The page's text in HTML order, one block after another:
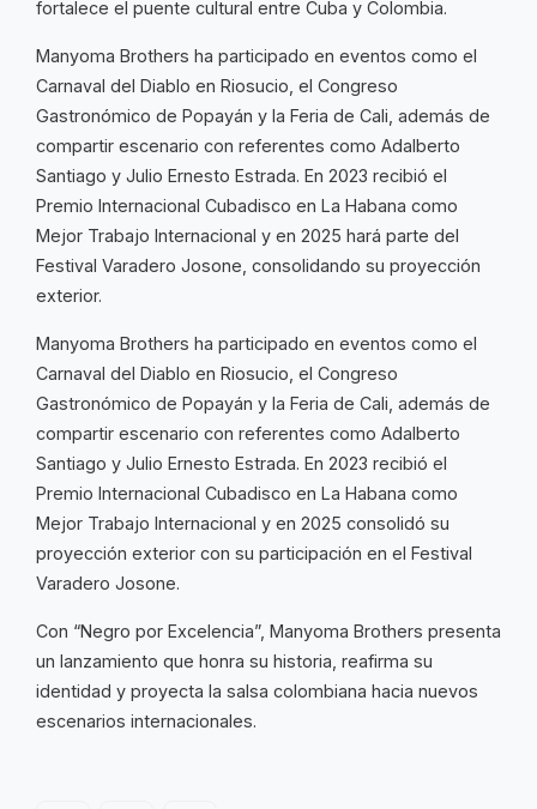
fortalece el puente cultural entre Cuba y Colombia.
Manyoma Brothers ha participado en eventos como el
Carnaval del Diablo en Riosucio, el Congreso
Gastronómico de Popayán y la Feria de Cali, además de
compartir escenario con referentes como Adalberto
Santiago y Julio Ernesto Estrada. En 2023 recibió el
Premio Internacional Cubadisco en La Habana como
Mejor Trabajo Internacional y en 2025 hará parte del
Festival Varadero Josone, consolidando su proyección
exterior.
Manyoma Brothers ha participado en eventos como el
Carnaval del Diablo en Riosucio, el Congreso
Gastronómico de Popayán y la Feria de Cali, además de
compartir escenario con referentes como Adalberto
Santiago y Julio Ernesto Estrada. En 2023 recibió el
Premio Internacional Cubadisco en La Habana como
Mejor Trabajo Internacional y en 2025 consolidó su
proyección exterior con su participación en el Festival
Varadero Josone.
Con “Negro por Excelencia”, Manyoma Brothers presenta
un lanzamiento que honra su historia, reafirma su
identidad y proyecta la salsa colombiana hacia nuevos
escenarios internacionales.